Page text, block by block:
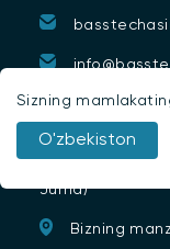
Sizning
O'zbekiston
Shahar:
Kaxxar
Juma)
Bizning